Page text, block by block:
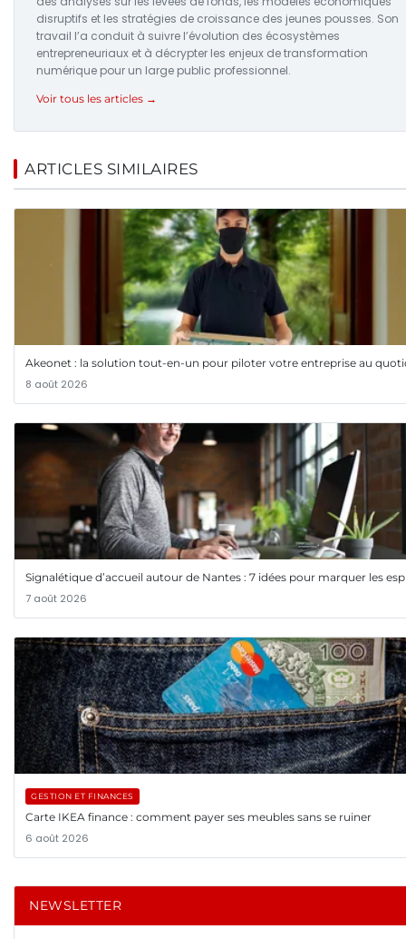
disruptifs et les stratégies de croissance des jeunes pousses. Son
travail l’a conduit à suivre l’évolution des écosystèmes
entrepreneuriaux et à décrypter les enjeux de transformation
numérique pour un large public professionnel.
Voir tous les articles →
ARTICLES SIMILAIRES
Akeonet : la solution tout-en-un pour piloter votre entreprise au
8 août 2026
Signalétique d’accueil autour de Nantes : 7 idées pour marquer les
7 août 2026
GESTION ET FINANCES
Carte IKEA finance : comment payer ses meubles sans se ruiner
6 août 2026
NEWSLETTER